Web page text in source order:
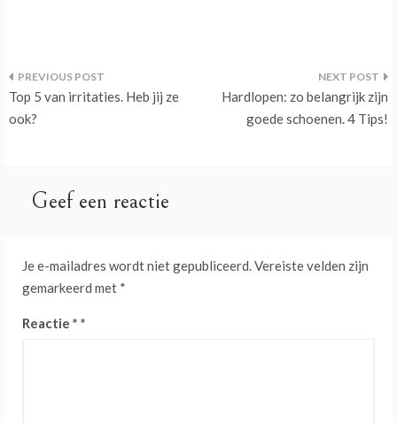
Bericht
navigatie
Top 5 van irritaties. Heb jij ze
ook?
Hardlopen: zo belangrijk zijn
goede schoenen. 4 Tips!
Geef een reactie
Je e-mailadres wordt niet gepubliceerd. Vereiste velden zijn
gemarkeerd met *
Reactie *